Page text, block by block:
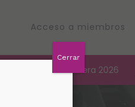
Nacional Petrolera 2026
Acceso a miembros
Cerrar